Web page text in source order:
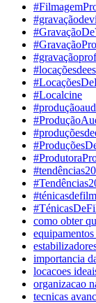
#Localcine
como obter
importancia
locacoes
organizacao
tecnicas